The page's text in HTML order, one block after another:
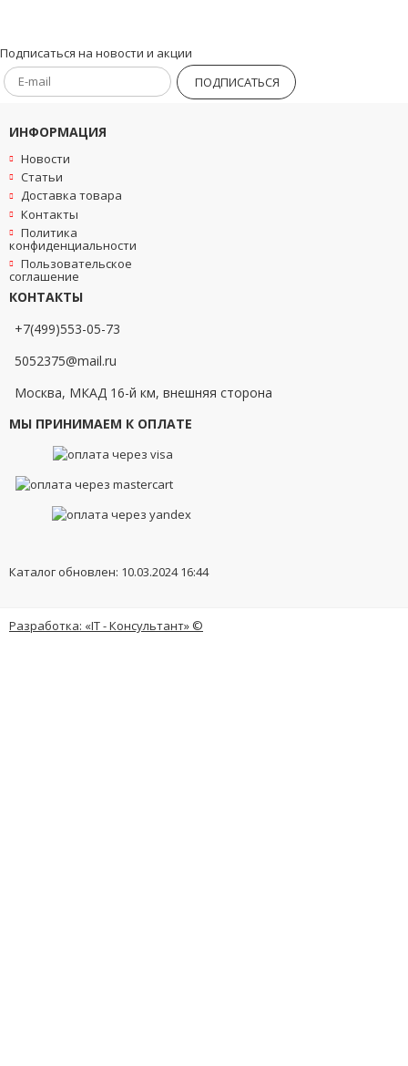
Подписаться на новости и акции
ПОДПИСАТЬСЯ
ИНФОРМАЦИЯ
Новости
Статьи
Доставка товара
Контакты
Политика
конфиденциальности
Пользовательское
соглашение
КОНТАКТЫ
+7(499)553-05-73
5052375@mail.ru
Москва, МКАД 16-й км, внешняя сторона
МЫ ПРИНИМАЕМ К ОПЛАТЕ
Каталог обновлен: 10.03.2024 16:44
Разработка: «IT - Консультант» ©